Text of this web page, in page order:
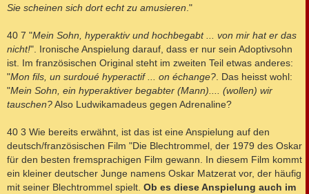
Sie scheinen sich dort echt zu amusieren ."
40 7 "Mein Sohn, hyperaktiv und hochbegabt ... von mir hat er das
nicht!". Ironische Anspielung darauf, dass er nur sein Adoptivsohn
ist. Im französischen Original steht im zweiten Teil etwas anderes:
"Mon fils, un surdoué hyperactif ... on échange? . Das heisst wohl:
"Mein Sohn, ein hyperaktiver begabter (Mann).... (wollen) wir
tauschen?Also Ludwikamadeus gegen Adrenaline?
40 3 Wie bereits erwähnt, ist das ist eine Anspielung auf den
deutsch/französischen Film "Die Blechtrommel, der 1979 des Oskar
für den besten fremsprachigen Film gewann. In diesem Film kommt
ein kleiner deutscher Junge namens Oskar Matzerat vor, der häufig
mit seiner Blechtrommel spielt. Ob es diese Anspielung auch im